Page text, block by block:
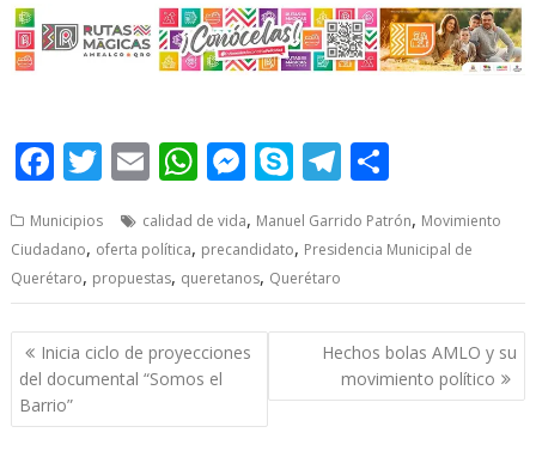
F
e
b
o
o
k
T
itt
er
E
ai
l
W
at
s
A
p
p
M
ss
e
n
g
er
S
y
p
e
T
e
a
m
ar
Municipios calidad de vida, Manuel Garrido Patrón, Movimiento
Ciudadano, oferta política, precandidato, Presidencia Municipal de
Querétaro, propuestas, queretanos, Querétaro
Post
navigation
Inicia ciclo de proyecciones
del documental “Somos el
Barrio”
Hechos bolas AMLO y su
movimiento político